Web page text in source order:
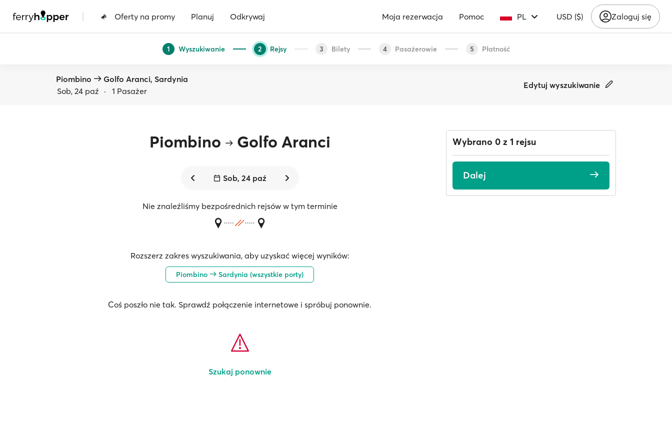
| Oferty na promy Planuj Odkrywaj Moja rezerwacja Pomoc PL USD ($) Zaloguj się
1 Wyszukiwanie 2 Rejsy 3 Bilety 4 Pasażerowie 5 Płatność
Piombino
Golfo Aranci, Sardynia
Sob, 24 paź · 1 Pasażer
Edytuj wyszukiwanie
Piombino Golfo Aranci
Sob, 24 paź
Nie znaleźliśmy bezpośrednich rejsów w tym terminie
Rozszerz zakres wyszukiwania, aby uzyskać więcej wyników:
Piombino Sardynia (wszystkie porty)
Coś poszło nie tak. Sprawdź połączenie internetowe i spróbuj ponownie.
Szukaj ponownie
Wybrano 0 z 1 rejsu
Dalej